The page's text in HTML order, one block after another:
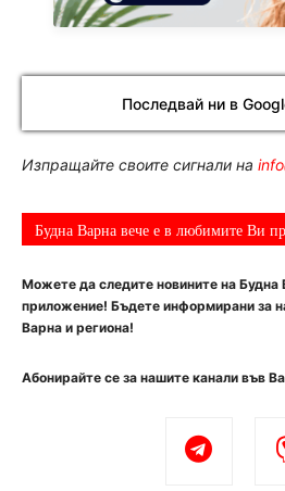
Последвай ни в
Изпращайте своите сигнали на
Будна Варна вече е в любимите Ви
Можете да следите новините на Будна
приложение! Бъдете информирани за
Варна и региона!
Абонирайте се за нашите канали във